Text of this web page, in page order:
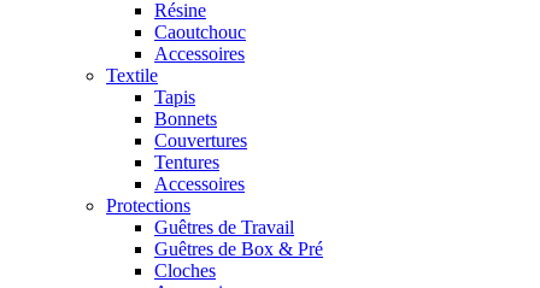
Résine
Caoutchouc
Accessoires
Textile
Tapis
Bonnets
Couvertures
Tentures
Accessoires
Protections
Guêtres de Travail
Guêtres de Box & Pré
Cloches